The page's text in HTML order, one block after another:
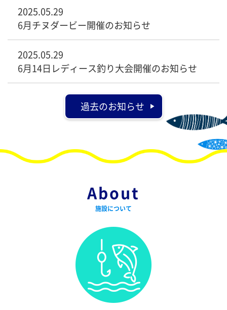
2025.05.29
6月チヌダービー開催のお知らせ
2025.05.29
6月14日レディース釣り大会開催のお知らせ
過去のお知らせ
About
施設について